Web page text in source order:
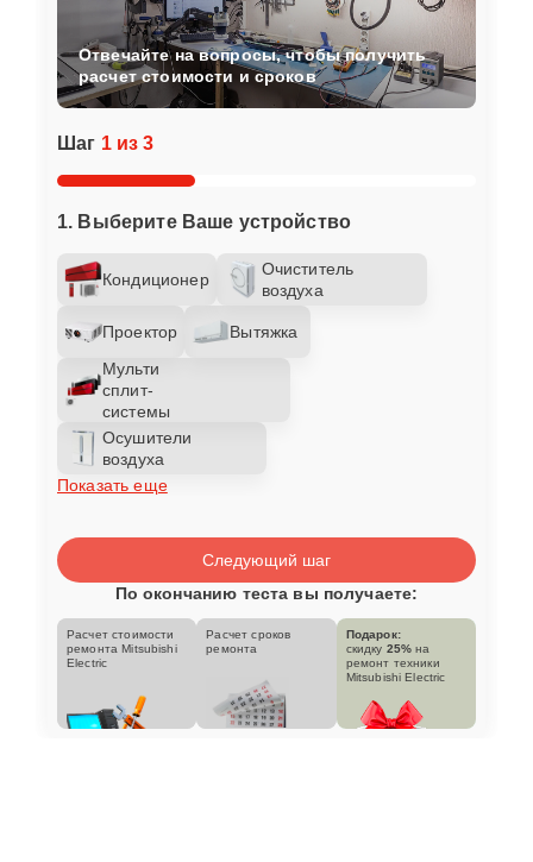
Шаг 1 из 3
1. Выберите Ваше устройство
Кондиционер
Очиститель
воздуха
Проектор
Вытяжка
Мульти
сплит-
системы
Осушители
воздуха
Показать еще
Отвечайте на вопросы, чтобы получить
расчет стоимости и сроков
Следующий шаг
По окончанию теста вы получаете:
Расчет стоимости
ремонта Mitsubishi
Electric
Расчет сроков
ремонта
Подарок:
скидку 25% на
ремонт техники
Mitsubishi Electric